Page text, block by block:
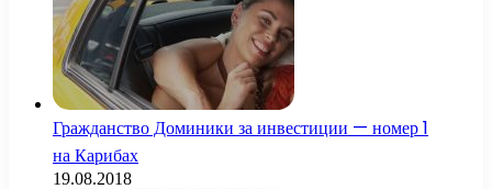
Гражданство Доминики за инвестиции — номер 1
на Карибах
19.08.2018